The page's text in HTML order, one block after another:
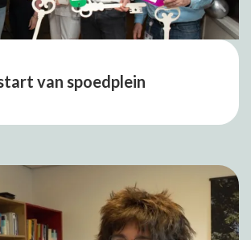
van spoedplein